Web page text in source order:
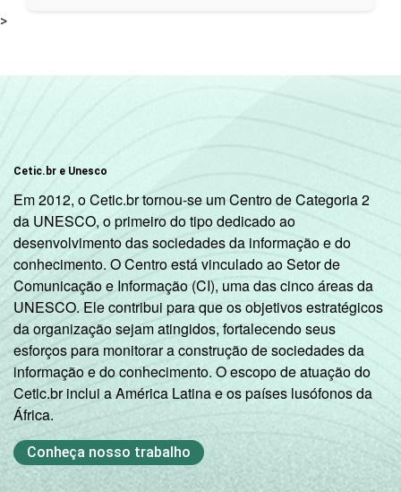
>
Cetic.br e Unesco
Em 2012, o Cetic.br tornou-se um Centro de Categoria 2
da UNESCO, o primeiro do tipo dedicado ao
desenvolvimento das sociedades da informação e do
conhecimento. O Centro está vinculado ao Setor de
Comunicação e Informação (CI), uma das cinco áreas da
UNESCO. Ele contribui para que os objetivos estratégicos
da organização sejam atingidos, fortalecendo seus
esforços para monitorar a construção de sociedades da
informação e do conhecimento. O escopo de atuação do
Cetic.br inclui a América Latina e os países lusófonos da
África.
Conheça nosso trabalho